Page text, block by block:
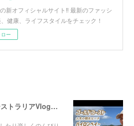
新オフィシャルサイト‼︎ 最新のファッシ
健康、ライフスタイルをチェック！
ー
【YouTube配信】【オーストラリアVlog】オシャレで人気のバイロンベイ〜